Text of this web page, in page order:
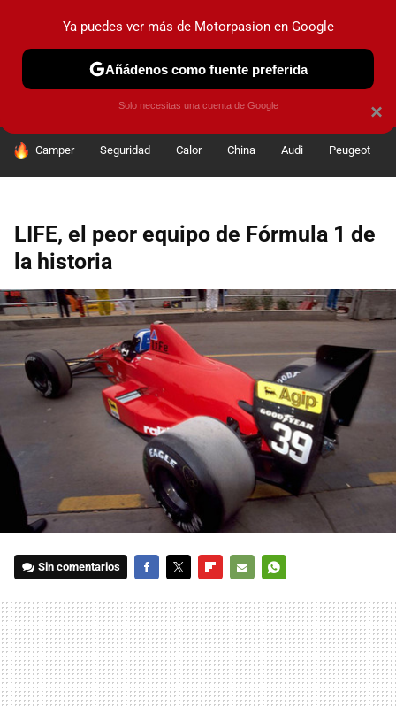
PRUEBAS COCHES ELÉCTRICOS OBSERVATORIO
HOY SE HABLA DE
Camper Seguridad Calor China Audi Peugeot
LIFE, el peor equipo de Fórmula 1 de
la historia
Sin comentarios
MAIL
×
Ya puedes ver más de Motorpasion en Google
Añádenos como fuente preferida
Solo necesitas una cuenta de Google